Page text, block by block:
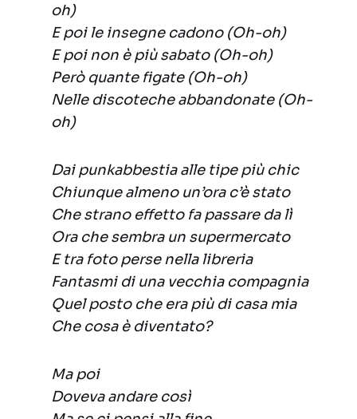
oh)
E poi le insegne cadono (Oh-oh)
E poi non è più sabato (Oh-oh)
Però quante figate (Oh-oh)
Nelle discoteche abbandonate (Oh-
oh)
Dai punkabbestia alle tipe più chic
Chiunque almeno un’ora c’è stato
Che strano effetto fa passare da lì
Ora che sembra un supermercato
E tra foto perse nella libreria
Fantasmi di una vecchia compagnia
Quel posto che era più di casa mia
Che cosa è diventato?
Ma poi
Doveva andare così